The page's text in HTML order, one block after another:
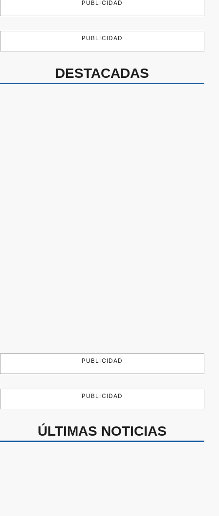
PUBLICIDAD
PUBLICIDAD
DESTACADAS
PUBLICIDAD
PUBLICIDAD
ÚLTIMAS NOTICIAS